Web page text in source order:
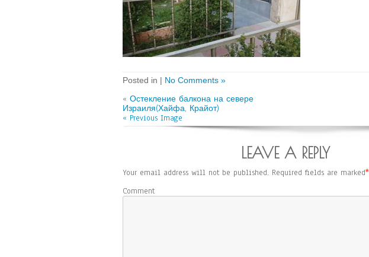
Posted in | No Comments »
« Остекление балкона на севере
Израиля(Хайфа, Крайот)
« Previous Image
LEAVE A REPLY
Your email address will not be published. Required fields are marked*
Comment